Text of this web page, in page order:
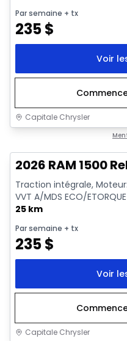
Par semaine + tx
235$
Voir
Capitale Chrysler
2026 RAM 1500
Traction intégrale, Moteur:
VVT A/MDS ECO/
25 km
Par semaine + tx
235$
Voir
Capitale Chrysler